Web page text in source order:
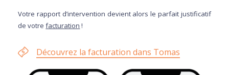
Votre rapport d’intervention devient alors le parfait justificatif
de votrefacturation !
Découvrez la facturation dans Tomas